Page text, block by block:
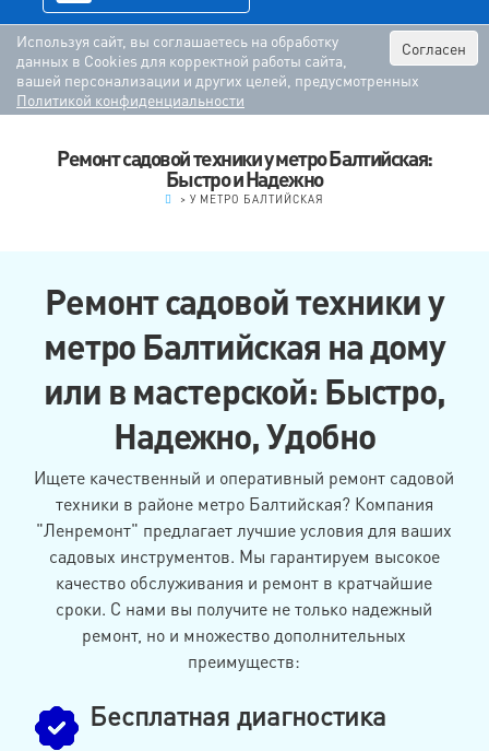
Согласен
Используя сайт, вы соглашаетесь на обработку
данных в Cookies для корректной работы сайта,
вашей персонализации и других целей, предусмотренных
Политикой конфиденциальности
Ремонт садовой техники у метро Балтийская:
Быстро и Надежно
> У МЕТРО БАЛТИЙСКАЯ
Ремонт садовой техники у
метро Балтийская на дому
или в мастерской: Быстро,
Надежно, Удобно
Ищете качественный и оперативный ремонт садовой
техники в районе метро Балтийская? Компания
"Ленремонт" предлагает лучшие условия для ваших
садовых инструментов. Мы гарантируем высокое
качество обслуживания и ремонт в кратчайшие
сроки. С нами вы получите не только надежный
ремонт, но и множество дополнительных
преимуществ:
Бесплатная диагностика